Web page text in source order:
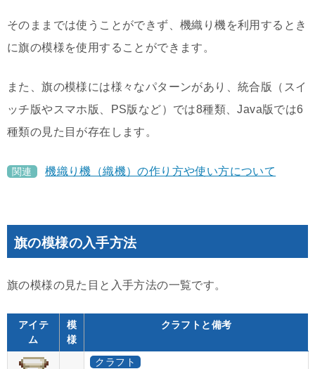
そのままでは使うことができず、機織り機を利用するとき
に旗の模様を使用することができます。
また、旗の模様には様々なパターンがあり、統合版（スイ
ッチ版やスマホ版、PS版など）では8種類、Java版では6
種類の見た目が存在します。
関連 機織り機（織機）の作り方や使い方について
旗の模様の入手方法
旗の模様の見た目と入手方法の一覧です。
アイテ
ム
模
様
クラフトと備考
クラフト